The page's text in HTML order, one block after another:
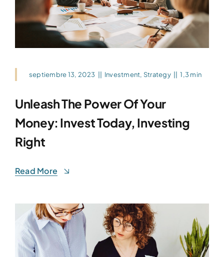
septiembre 13, 2023 || Investment, Strategy || 1,3 min
Unleash The Power Of Your
Money: Invest Today, Investing
Right
Read More